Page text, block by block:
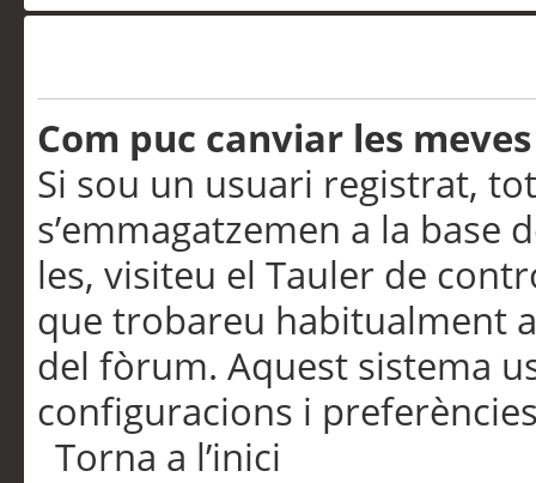
Com puc canviar les
Si sou un usuari registrat,
s’emmagatzemen a la
les, visiteu el Tauler de
que trobareu habitualment
del fòrum. Aquest sistema
configuracions i
Torna a l’inici